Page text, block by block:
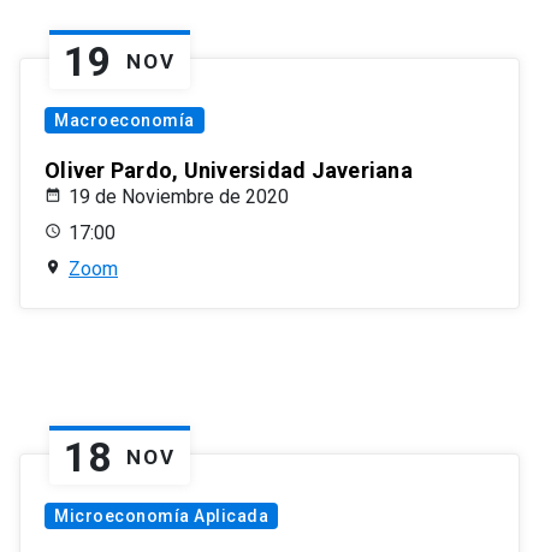
19 NOV
Macroeconomía
Oliver Pardo, Universidad Javeriana
19 de Noviembre de 2020
17:00
Zoom
18 NOV
Microeconomía Aplicada